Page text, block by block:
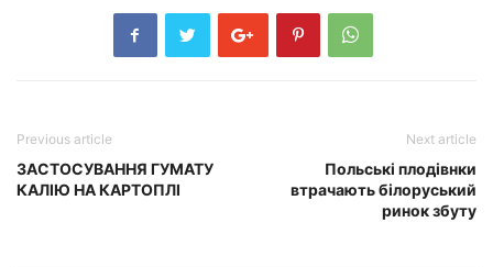
Previous article
ЗАСТОСУВАННЯ ГУМАТУ
КАЛІЮ НА КАРТОПЛІ
Next article
Польські плодівнки
втрачають білоруський
ринок збуту